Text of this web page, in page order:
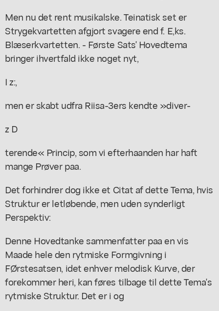
Men nu det rent musikalske. Teinatisk set er
Strygekvartetten afgjort svagere end f. E,ks.
Blæserkvartetten. - Første Sats' Hovedtema
bringer ihvertfald ikke noget nyt,
I z:,
men er skabt udfra Riisa-3ers kendte »diver-
z D
terende« Princip, som vi efterhaanden har haft
mange Prøver paa.
Det forhindrer dog ikke et Citat af dette Tema, hvis
Struktur er letløbende, men uden synderligt
Perspektiv:
Denne Hovedtanke sammenfatter paa en vis
Maade hele den rytmiske Formgivning i
FØrstesatsen, idet enhver melodisk Kurve, der
forekommer heri, kan føres tilbage til dette Tema's
rytmiske Struktur. Det er i og